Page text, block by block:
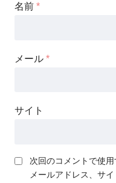
名前 *
メール *
サイト
次回のコメントで使
メールアドレス、サイ